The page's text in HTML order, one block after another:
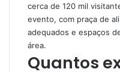
cerca de 120 mil
evento, com praça de
adequados e espaços
área.
Quantos